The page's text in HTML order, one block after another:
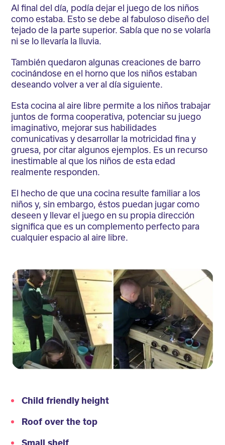
Al final del día, podía dejar el juego de los niños
como estaba. Esto se debe al fabuloso diseño del
tejado de la parte superior. Sabía que no se volaría
ni se lo llevaría la lluvia.
También quedaron algunas creaciones de barro
cocinándose en el horno que los niños estaban
deseando volver a ver al día siguiente.
Esta cocina al aire libre permite a los niños trabajar
juntos de forma cooperativa, potenciar su juego
imaginativo, mejorar sus habilidades
comunicativas y desarrollar la motricidad fina y
gruesa, por citar algunos ejemplos. Es un recurso
inestimable al que los niños de esta edad
realmente responden.
El hecho de que una cocina resulte familiar a los
niños y, sin embargo, éstos puedan jugar como
deseen y llevar el juego en su propia dirección
significa que es un complemento perfecto para
cualquier espacio al aire libre.
Child friendly height
Roof over the top
Small shelf